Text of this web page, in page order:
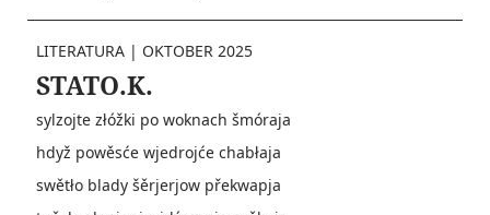
LITERATURA | OKTOBER 2025
STATO.K.
sylzojte złóžki po woknach šmóraja
hdyž powěsće wjedrojće chabłaja
swětło blady šěrjerjow překwapja